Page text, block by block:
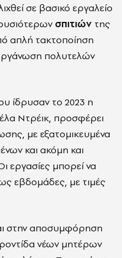
σε βασικό εργαλείο
σπιτιών της
απλή τακτοποίηση
πολυτελών
ίδρυσαν το 2023 η
Ντρέικ, προσφέρει
με εξατομικευμένα
και ακόμη και
εργασίες μπορεί να
εβδομάδες, με τιμές
στην αποσυμφόρηση
νέων μητέρων